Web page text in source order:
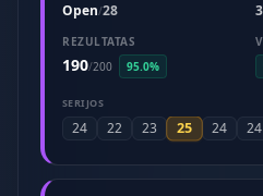
Open/28
REZULTATAS
190/200 95.0%
SERIJOS
24 22 23 25 24 24